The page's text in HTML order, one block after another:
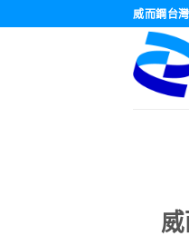
威而鋼台